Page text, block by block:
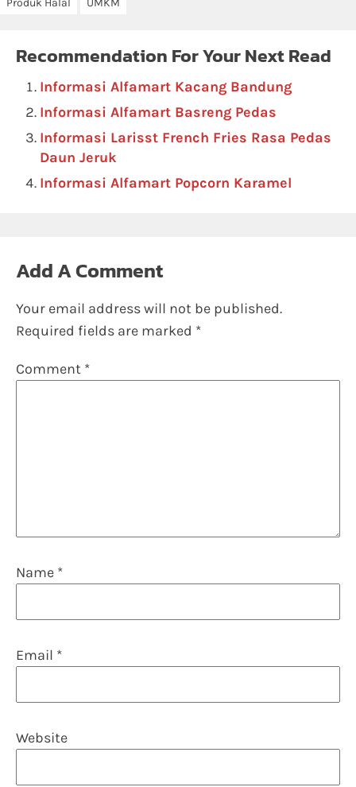
Produk Halal
UMKM
Recommendation For Your Next Read
Informasi Alfamart Kacang Bandung
Informasi Alfamart Basreng Pedas
Informasi Larisst French Fries Rasa Pedas
Daun Jeruk
Informasi Alfamart Popcorn Karamel
Add A Comment
Your email address will not be published.
Required fields are marked *
Comment *
Name *
Email *
Website